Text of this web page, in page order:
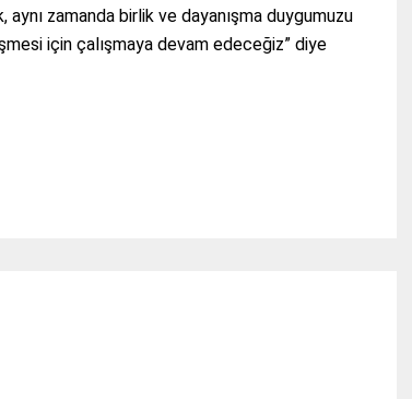
aynı zamanda birlik ve dayanışma duygumuzu
için çalışmaya devam edeceğiz” diye